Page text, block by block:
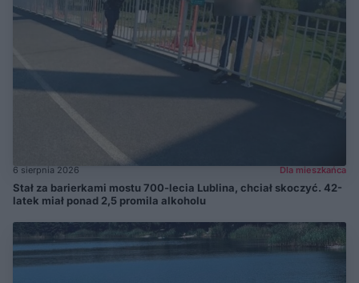
6 sierpnia 2026 Dla mieszkańca
Stał za barierkami mostu 700-lecia Lublina, chciał skoczyć. 42-
latek miał ponad 2,5 promila alkoholu